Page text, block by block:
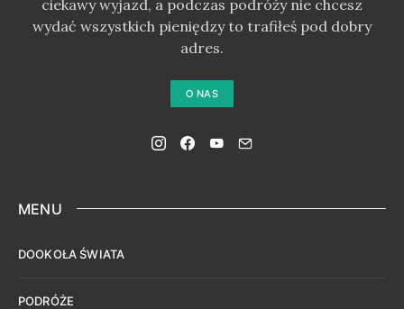
ciekawy wyjazd, a podczas podróży nie chcesz
wydać wszystkich pieniędzy to trafiłeś pod dobry
adres.
O NAS
MENU
DOOKOŁA ŚWIATA
PODRÓŻE